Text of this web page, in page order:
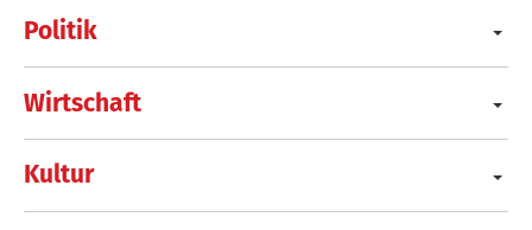
Politik
Wirtschaft
Kultur